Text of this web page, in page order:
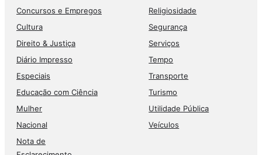
Concursos e Empregos
Cultura
Direito & Justiça
Diário Impresso
Especiais
Educação com Ciência
Mulher
Nacional
Nota de
Religiosidade
Segurança
Serviços
Tempo
Transporte
Turismo
Utilidade Pública
Veículos